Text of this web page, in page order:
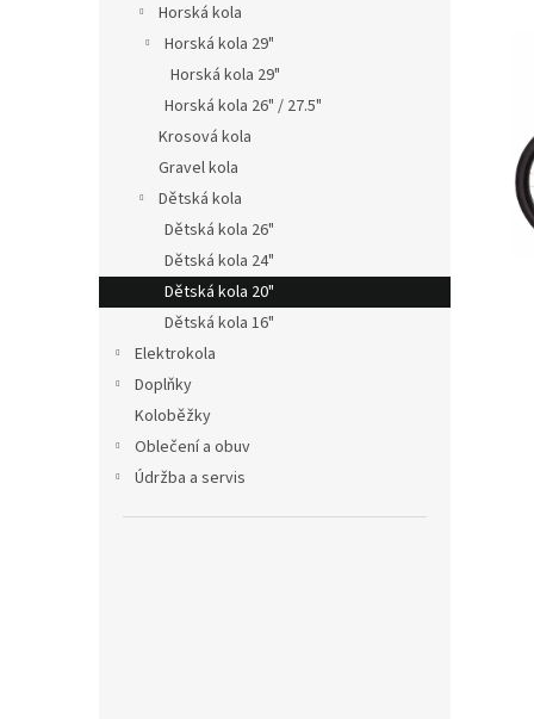
Horská kola
Horská kola 29"
Horská kola 29"
Horská kola 26" / 27.5"
Krosová kola
Gravel kola
Dětská kola
Dětská kola 26"
Dětská kola 24"
Dětská kola 20"
Dětská kola 16"
Elektrokola
Doplňky
Koloběžky
Oblečení a obuv
Údržba a servis